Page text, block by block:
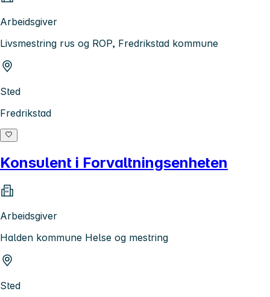
Arbeidsgiver
Livsmestring rus og ROP, Fredrikstad kommune
Sted
Fredrikstad
Konsulent i Forvaltningsenheten
Arbeidsgiver
Halden kommune Helse og mestring
Sted